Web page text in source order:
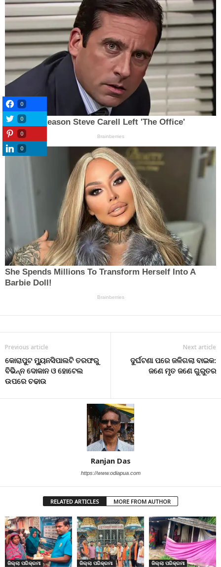
Previous article
କୋରାପୁଟ ମ୍ୟୁନସିପାଲଟି ତରଫରୁ
ବିଭିନ୍ନ ଦୋକାନ ଓ ହୋଟେଲ
ଉପରେ ଚଢାଉ
Next article
ଦୁର୍ଘଟଣା ପରେ ଜଳିଗଲା ବାଇକ:
ଜଣେ ମୃତ ଜଣେ ଗୁରୁତର
Ranjan Das
https://www.odiapua.com
RELATED ARTICLES MORE FROM AUTHOR
ଜିଲ୍ଲା ପରିକ୍ରମା ଜିଲ୍ଲା ପରିକ୍ରମା ଜିଲ୍ଲା ପରିକ୍ରମା
0
0
0
0